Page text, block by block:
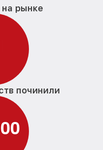
на рынке
починили
00